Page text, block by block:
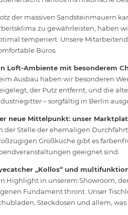
der massiven Sandsteinmauern
zu gewährleisten, haben
temperiert. Unsere
Büros.
Loft-Ambiente mit besonderem
Ausbau haben wir besonderen
der Putz entfernt, und die
– sorgfältig in Berlin
neue Mittelpunkt: unser
der Stelle der ehemaligen
Großküche gibt es
geeignet sind.
„Kollos“ und
Highlight in unserem Showroom,
Fundament thront. Unser
Steckdosen und allem,